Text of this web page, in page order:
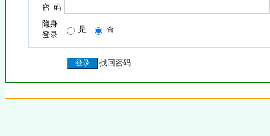
密 码
隐身
登录
是 否
找回密码